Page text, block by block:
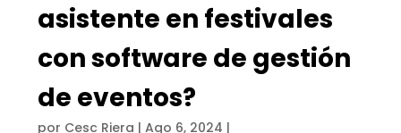
asistente en festivales
con software de gestión
de eventos?
por Cesc Riera | Ago 6, 2024 |